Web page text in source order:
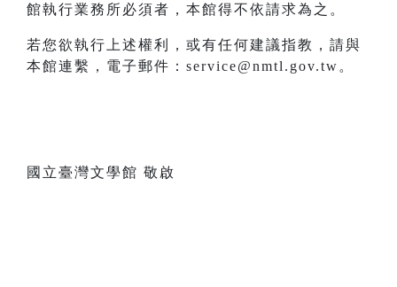
館執行業務所必須者，本館得不依請求為之。
若您欲執行上述權利，或有任何建議指教，請與
本館連繫，電子郵件：service@nmtl.gov.tw。
國立臺灣文學館 敬啟